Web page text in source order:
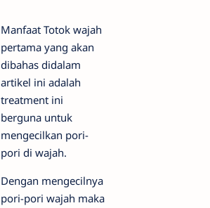
Manfaat Totok wajah
pertama yang akan
dibahas didalam
artikel ini adalah
treatment ini
berguna untuk
mengecilkan pori-
pori di wajah.
Dengan mengecilnya
pori-pori wajah maka